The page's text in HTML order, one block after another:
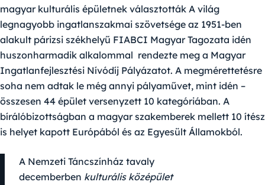
magyar kulturális épületnek választották A világ
legnagyobb ingatlanszakmai szövetsége az 1951-ben
alakult párizsi székhelyű FIABCI Magyar Tagozata idén
huszonharmadik alkalommal rendezte meg a Magyar
Ingatlanfejlesztési Nívódíj Pályázatot. A megmérettetésre
soha nem adtak le még annyi pályaművet, mint idén –
összesen 44 épület versenyzett 10 kategóriában. A
bírálóbizottságban a magyar szakemberek mellett 10 ítész
is helyet kapott Európából és az Egyesült Államokból.
A Nemzeti Táncszínház tavaly
decemberben kulturális középület